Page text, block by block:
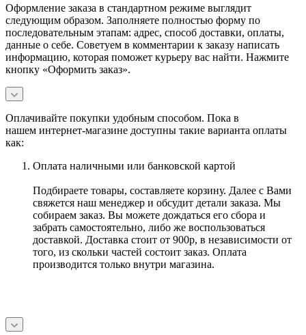
Оформление заказа в стандартном режиме выглядит
следующим образом. Заполняете полностью форму по
последовательным этапам: адрес, способ доставки, оплаты,
данные о себе. Советуем в комментарии к заказу написать
информацию, которая поможет курьеру вас найти. Нажмите
кнопку «Оформить заказ».
Оплачивайте покупки удобным способом. Пока в
нашем интернет-магазине доступны такие варианта оплаты
как:
Оплата наличными или банковской картой
Подбираете товары, составляете корзину. Далее с Вами
свяжется наш менеджер и обсудит детали заказа. Мы
собираем заказ. Вы можете дождаться его сбора и
забрать самостоятельно, либо же воспользоваться
доставкой. Доставка стоит от 900р, в независимости от
того, из скольки частей состоит заказ. Оплата
производится только внутри магазина.